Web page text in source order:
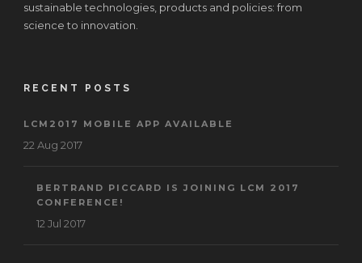
sustainable technologies, products and policies: from
science to innovation.
RECENT POSTS
LCM2017 MOBILE APP AVAILABLE
22 Aug 2017
BERTRAND PICCARD IS JOINING LCM 2017
CONFERENCE!
12 Jul 2017